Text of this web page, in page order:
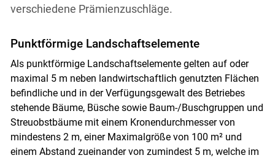
verschiedene Prämienzuschläge.
Punktförmige Landschaftselemente
Als punktförmige Landschaftselemente gelten auf oder
maximal 5 m neben landwirtschaftlich genutzten Flächen
befindliche und in der Verfügungsgewalt des Betriebes
stehende Bäume, Büsche sowie Baum-/Buschgruppen und
Streuobstbäume mit einem Kronendurchmesser von
mindestens 2 m, einer Maximalgröße von 100 m² und
einem Abstand zueinander von zumindest 5 m, welche im